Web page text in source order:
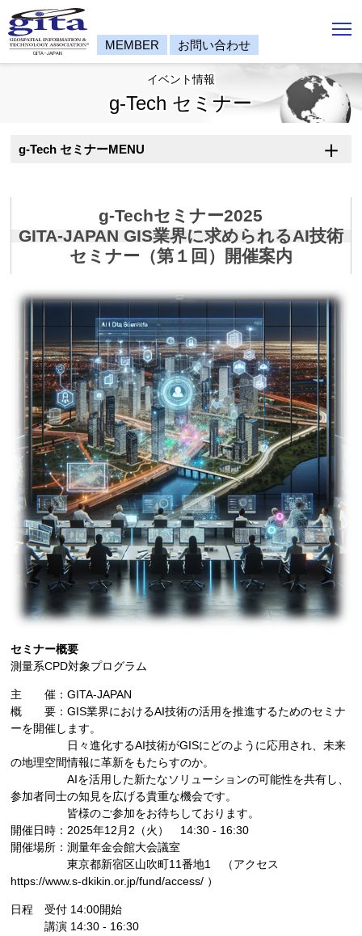
MEMBER お問い合わせ
イベント情報
g-Tech セミナー
g-Tech セミナーMENU
g-Techセミナー2025
GITA-JAPAN GIS業界に求められるAI技術
セミナー（第１回）開催案内
セミナー概要
測量系CPD対象プログラム
主 催：GITA-JAPAN
概 要：GIS業界におけるAI技術の活用を推進するためのセミナ
ーを開催します。
日々進化するAI技術がGISにどのように応用され、未来
の地理空間情報に革新をもたらすのか。
AIを活用した新たなソリューションの可能性を共有し、
参加者同士の知見を広げる貴重な機会です。
皆様のご参加をお待ちしております。
開催日時：2025年12月2（火） 14:30 - 16:30
開催場所：測量年金会館大会議室
東京都新宿区山吹町11番地1 （アクセス
https://www.s-dkikin.or.jp/fund/access/ ）
日程 受付 14:00開始
講演 14:30 - 16:30